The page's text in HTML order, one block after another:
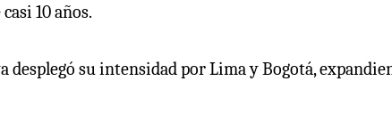
10 años.
desplegó su intensidad por Lima y Bogotá,